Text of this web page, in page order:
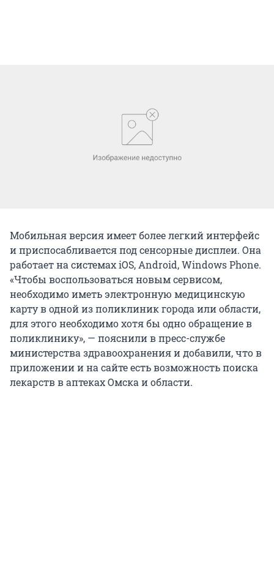
Мобильная версия имеет более легкий интерфейс
и приспосабливается под сенсорные дисплеи. Она
работает на системах iOS, Android, Windows Phone.
«Чтобы воспользоваться новым сервисом,
необходимо иметь электронную медицинскую
карту в одной из поликлиник города или области,
для этого необходимо хотя бы одно обращение в
поликлинику», — пояснили в пресс-службе
министерства здравоохранения и добавили, что в
приложении и на сайте есть возможность поиска
лекарств в аптеках Омска и области.